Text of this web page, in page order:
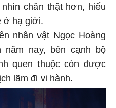
chân thật hơn, hiểu
ở hạ giới.
nhân vật Ngọc Hoàng
năm nay, bên cạnh bộ
quen thuộc còn được
lãm đi vi hành.